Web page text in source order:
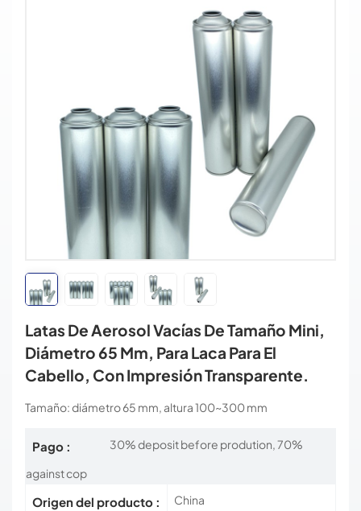
Latas De Aerosol Vacías De Tamaño Mini,
Diámetro 65 Mm, Para Laca Para El
Cabello, Con Impresión Transparente.
Tamaño: diámetro 65 mm, altura 100~300 mm
Pago :
30% deposit before prodution, 70%
against cop
Origen del producto : China